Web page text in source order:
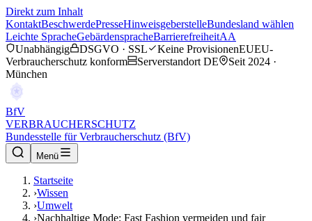
Direkt zum Inhalt
KontaktBeschwerdePresseHinweisgeberstelleBundesland wählen
Leichte SpracheGebärdenspracheBarrierefreiheitAA
Unabhängig
DSGVO · SSL Keine ProvisionenEUEU-
Verbraucherschutz konform
Serverstandort DE
Seit 2024 ·
München
BfV
VERBRAUCHERSCHUTZ
Bundesstelle für Verbraucherschutz (BfV)
Menü
Startseite
›Wissen
›Umwelt
›Nachhaltige Mode: Fast Fashion vermeiden und fair